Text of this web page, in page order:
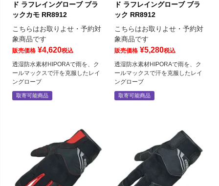
ド ラフレイングローブ ブラ
ックカモ RR8912
こちらはお取りよせ・予約対
象商品です
販売価格 ¥4,620税込
透湿防水素材HIPORAで雨を、ク
ールマックスで汗を克服したレイ
ングローブ
取寄可能商品
ド ラフレイングローブ ブラ
ック RR8912
こちらはお取りよせ・予約対
象商品です
販売価格 ¥5,280税込
透湿防水素材HIPORAで雨を、ク
ールマックスで汗を克服したレイ
ングローブ
取寄可能商品